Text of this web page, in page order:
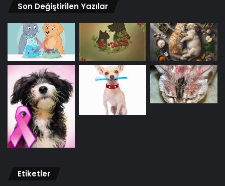
Son Değiştirilen Yazılar
Etiketler